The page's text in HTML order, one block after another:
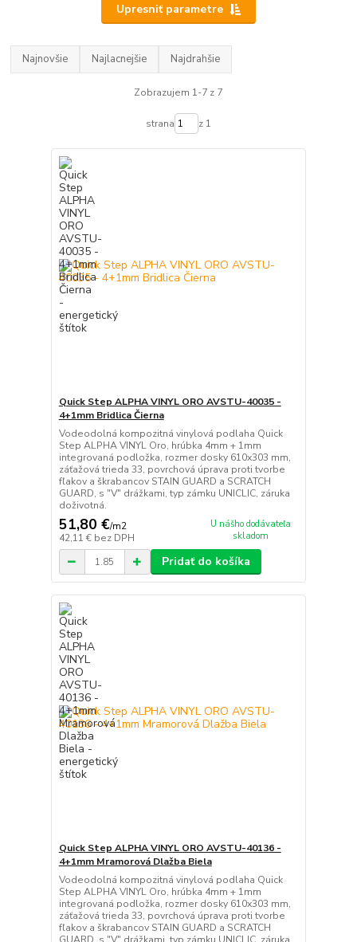
Upresniť parametre
Najnovšie Najlacnejšie Najdrahšie
Zobrazujem 1-7 z 7
strana z 1
Quick Step ALPHA VINYL ORO AVSTU-40035 -
4+1mm Bridlica Čierna
Vodeodolná kompozitná vinylová podlaha Quick
Step ALPHA VINYL Oro, hrúbka 4mm + 1mm
integrovaná podložka, rozmer dosky 610x303 mm,
záťažová trieda 33, povrchová úprava proti tvorbe
fľakov a škrabancov STAIN GUARD a SCRATCH
GUARD, s "V" drážkami, typ zámku UNICLIC, záruka
doživotná.
51,80 €/m2
42,11 € bez DPH
U nášho dodávateľa
skladom
Pridať do košíka
Quick Step ALPHA VINYL ORO AVSTU-40136 -
4+1mm Mramorová Dlažba Biela
Vodeodolná kompozitná vinylová podlaha Quick
Step ALPHA VINYL Oro, hrúbka 4mm + 1mm
integrovaná podložka, rozmer dosky 610x303 mm,
záťažová trieda 33, povrchová úprava proti tvorbe
fľakov a škrabancov STAIN GUARD a SCRATCH
GUARD, s "V" drážkami, typ zámku UNICLIC, záruka